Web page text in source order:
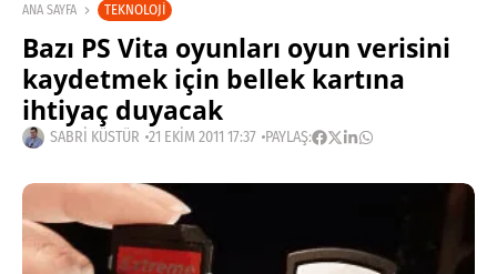
ANA SAYFA TEKNOLOJI
Bazı PS Vita oyunları oyun verisini
kaydetmek için bellek kartına
ihtiyaç duyacak
SABRI KÜSTÜR 21 EKIM 2011 17:37 PAYLAŞ: